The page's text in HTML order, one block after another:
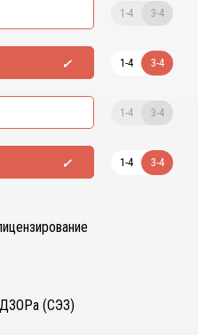
1-4 3-4
1-4 3-4
1-4 3-4
1-4 3-4
(СЭЗ)